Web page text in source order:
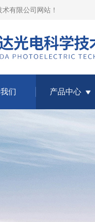
术有限公司网站 ！
们 产品中心